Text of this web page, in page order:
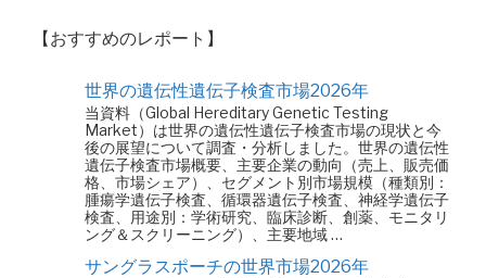
【おすすめのレポート】
世界の遺伝性遺伝子検査市場2026年
当資料（Global Hereditary Genetic Testing
Market）は世界の遺伝性遺伝子検査市場の現状と今
後の展望について調査・分析しました。世界の遺伝性
遺伝子検査市場概要、主要企業の動向（売上、販売価
格、市場シェア）、セグメント別市場規模（種類別：
腫瘍学遺伝子検査、循環器遺伝子検査、神経学遺伝子
検査、用途別：学術研究、臨床診断、創薬、モニタリ
ング＆スクリーニング）、主要地域 …
サングラスポーチの世界市場2026年